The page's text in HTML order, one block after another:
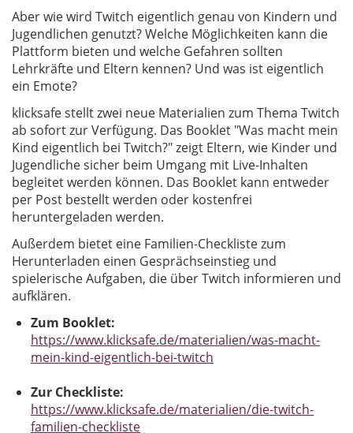
Aber wie wird Twitch eigentlich genau von Kindern und
Jugendlichen genutzt? Welche Möglichkeiten kann die
Plattform bieten und welche Gefahren sollten
Lehrkräfte und Eltern kennen? Und was ist eigentlich
ein Emote?
klicksafe stellt zwei neue Materialien zum Thema Twitch
ab sofort zur Verfügung. Das Booklet "Was macht mein
Kind eigentlich bei Twitch?" zeigt Eltern, wie Kinder und
Jugendliche sicher beim Umgang mit Live-Inhalten
begleitet werden können. Das Booklet kann entweder
per Post bestellt werden oder kostenfrei
heruntergeladen werden.
Außerdem bietet eine Familien-Checkliste zum
Herunterladen einen Gesprächseinstieg und
spielerische Aufgaben, die über Twitch informieren und
aufklären.
Zum Booklet:
https://www.klicksafe.de/materialien/was-macht-
mein-kind-eigentlich-bei-twitch
Zur Checkliste:
https://www.klicksafe.de/materialien/die-twitch-
familien-checkliste